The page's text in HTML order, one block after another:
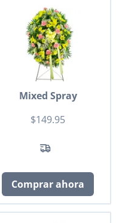
Mixed Spray
$149.95
Comprar ahora